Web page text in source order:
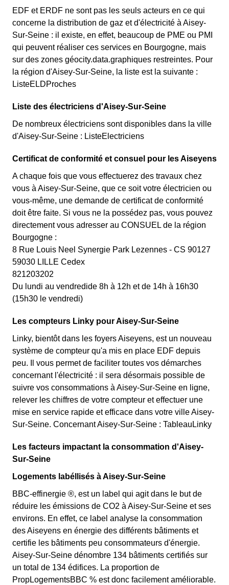
EDF et ERDF ne sont pas les seuls acteurs en ce qui
concerne la distribution de gaz et d'électricité à Aisey-
Sur-Seine : il existe, en effet, beaucoup de PME ou PMI
qui peuvent réaliser ces services en Bourgogne, mais
sur des zones géocity.data.graphiques restreintes. Pour
la région d'Aisey-Sur-Seine, la liste est la suivante :
ListeELDProches
Liste des électriciens d'Aisey-Sur-Seine
De nombreux électriciens sont disponibles dans la ville
d'Aisey-Sur-Seine : ListeElectriciens
Certificat de conformité et consuel pour les Aiseyens
A chaque fois que vous effectuerez des travaux chez
vous à Aisey-Sur-Seine, que ce soit votre électricien ou
vous-même, une demande de certificat de conformité
doit être faite. Si vous ne la possédez pas, vous pouvez
directement vous adresser au CONSUEL de la région
Bourgogne :
8 Rue Louis Neel Synergie Park Lezennes - CS 90127
59030 LILLE Cedex
821203202
Du lundi au vendredide 8h à 12h et de 14h à 16h30
(15h30 le vendredi)
Les compteurs Linky pour Aisey-Sur-Seine
Linky, bientôt dans les foyers Aiseyens, est un nouveau
système de compteur qu'a mis en place EDF depuis
peu. Il vous permet de faciliter toutes vos démarches
concernant l'électricité : il sera désormais possible de
suivre vos consommations à Aisey-Sur-Seine en ligne,
relever les chiffres de votre compteur et effectuer une
mise en service rapide et efficace dans votre ville Aisey-
Sur-Seine. Concernant Aisey-Sur-Seine : TableauLinky
Les facteurs impactant la consommation d'Aisey-
Sur-Seine
Logements labéllisés à Aisey-Sur-Seine
BBC-effinergie ®, est un label qui agit dans le but de
réduire les émissions de CO2 à Aisey-Sur-Seine et ses
environs. En effet, ce label analyse la consommation
des Aiseyens en énergie des différents bâtiments et
certifie les bâtiments peu consommateurs d'énergie.
Aisey-Sur-Seine dénombre 134 bâtiments certifiés sur
un total de 134 édifices. La proportion de
PropLogementsBBC % est donc facilement améliorable.